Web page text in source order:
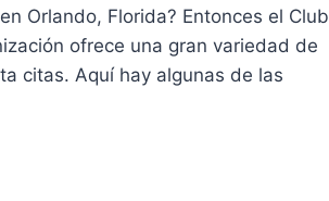
Orlando, Florida? Entonces el Club
ofrece una gran variedad de
citas. Aquí hay algunas de las